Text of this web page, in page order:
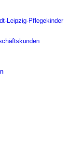
Leipzig-Pflegekinder